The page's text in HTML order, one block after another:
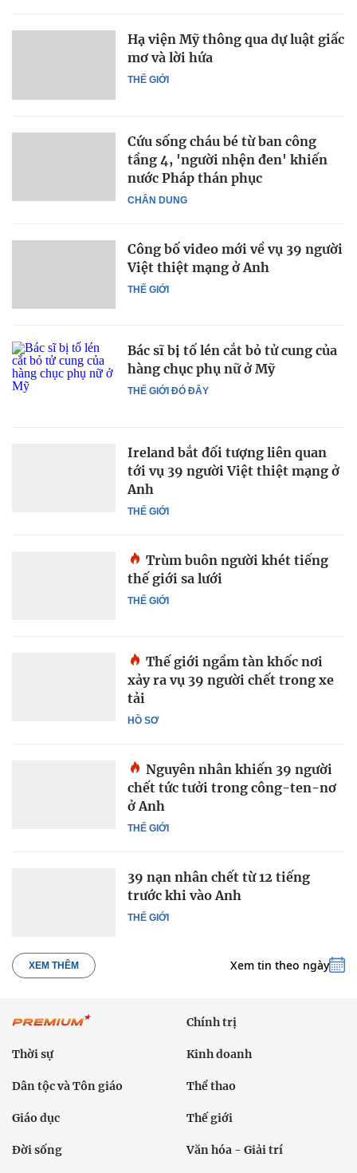
THẾ GIỚI
Hạ viện Mỹ thông qua dự luật giấc
mơ và lời hứa
CHÂN DUNG
Cứu sống cháu bé từ ban công
tầng 4, 'người nhện đen' khiến
nước Pháp thán phục
THẾ GIỚI
Công bố video mới về vụ 39 người
Việt thiệt mạng ở Anh
THẾ GIỚI ĐÓ ĐÂY
Bác sĩ bị tố lén cắt bỏ tử cung của
hàng chục phụ nữ ở Mỹ
THẾ GIỚI
Ireland bắt đối tượng liên quan
tới vụ 39 người Việt thiệt mạng ở
Anh
THẾ GIỚI
Trùm buôn người khét tiếng
thế giới sa lưới
HỒ SƠ
Thế giới ngầm tàn khốc nơi
xảy ra vụ 39 người chết trong xe
tải
THẾ GIỚI
Nguyên nhân khiến 39 người
chết tức tưởi trong công-ten-nơ
ở Anh
THẾ GIỚI
39 nạn nhân chết từ 12 tiếng
trước khi vào Anh
XEM THÊM Xem tin theo ngày
Chính trị
Thời sự Kinh doanh
Dân tộc và Tôn giáo Thể thao
Giáo dục Thế giới
Đời sống Văn hóa - Giải trí